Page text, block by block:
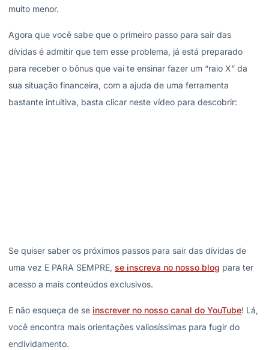
muito menor.
Agora que você sabe que o primeiro passo para sair das
dívidas é admitir que tem esse problema, já está preparado
para receber o bônus que vai te ensinar fazer um “raio X” da
sua situação financeira, com a ajuda de uma ferramenta
bastante intuitiva, basta clicar neste vídeo para descobrir:
Se quiser saber os próximos passos para sair das dívidas de
uma vez E PARA SEMPRE, se inscreva no nosso blog para ter
acesso a mais conteúdos exclusivos.
E não esqueça de se inscrever no nosso canal do YouTube! Lá,
você encontra mais orientações valiosíssimas para fugir do
endividamento.